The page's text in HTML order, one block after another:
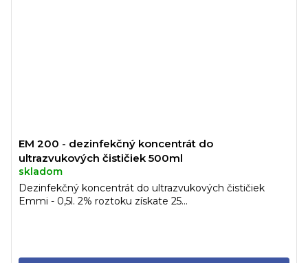
EM 200 - dezinfekčný koncentrát do
ultrazvukových čističiek 500ml
skladom
Dezinfekčný koncentrát do ultrazvukových čističiek
Emmi - 0,5l. 2% roztoku získate 25...